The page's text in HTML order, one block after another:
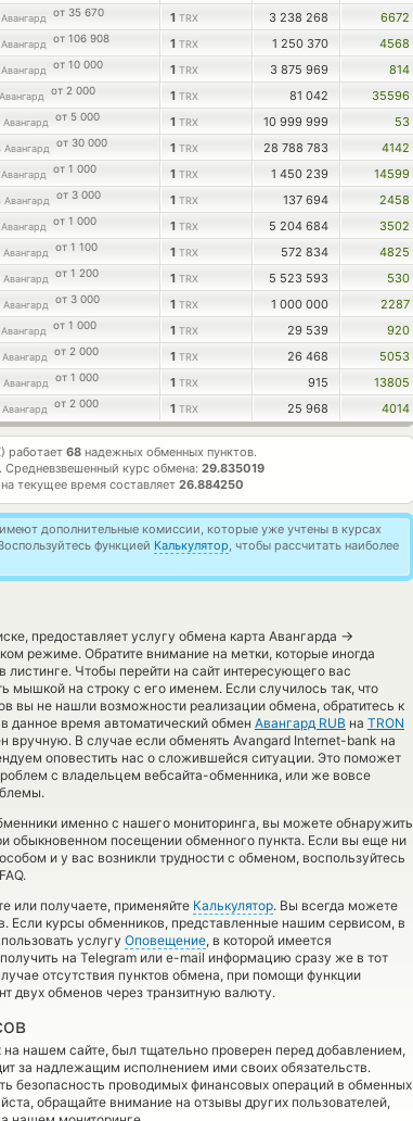
от 35 670 1 TRX 3 238 268
6672
от 106 908 1 TRX 1 250 370
4568
от 10 000 1 TRX 3 875 969
814
от 2 000 1 TRX 81 042
35596
Авангард от 5 000 1 TRX 10 999 999
53
Авангард от 30 000 1 TRX 28 788 783
4142
от 1 000 1 TRX 1 450 239
14599
Авангард от 3 000 1 TRX 137 694
2458
от 1 000 1 TRX 5 204 684
3502
Авангард от 1 100 1 TRX 572 834
4825
Авангард от 1 200 1 TRX 5 523 593
530
Авангард от 3 000 1 TRX 1 000 000
2287
от 1 000 1 TRX 29 539
920
Авангард от 2 000 1 TRX 26 468
5053
Авангард от 1 000 1 TRX 915
13805
Авангард от 2 000 1 TRX 25 968 4014
работает 68 надежных обменных пунктов.
Средневзвешенный курс обмена: 29.835019
текущее время составляет 26.884250
дополнительные комиссии, которые уже учтены в курсах
функцией Калькулятор, чтобы рассчитать наиболее
предоставляет услугу обмена карта Авангарда →
режиме. Обратите внимание на метки, которые иногда
Чтобы перейти на сайт интересующего вас
мышкой на строку с его именем. Если случилось так, что
вы не нашли возможности реализации обмена, обратитесь к
данное время автоматический обмен Авангард RUB на TRON
вручную. В случае если обменять Avangard Internet-bank на
оповестить нас о сложившейся ситуации. Это поможет
с владельцем вебсайта-обменника, или же вовсе
именно с нашего мониторинга, вы можете обнаружить
обыкновенном посещении обменного пункта. Если вы еще ни
и у вас возникли трудности с обменом, воспользуйтесь
или получаете, применяйте Калькулятор. Вы всегда можете
Если курсы обменников, представленные нашим сервисом, в
услугу Оповещение, в которой имеется
на Telegram или e-mail информацию сразу же в тот
отсутствия пунктов обмена, при помощи функции
двух обменов через транзитную валюту.
нашем сайте, был тщательно проверен перед добавлением,
за надлежащим исполнением ими своих обязательств.
безопасность проводимых финансовых операций в обменных
обращайте внимание на отзывы других пользователей,